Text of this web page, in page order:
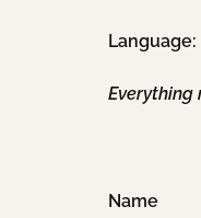
Everything
Name